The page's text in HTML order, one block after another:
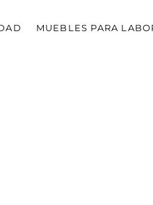
MUEBLES PARA